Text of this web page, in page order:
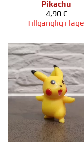
Pikachu
4,90 €
Tillgänglig i